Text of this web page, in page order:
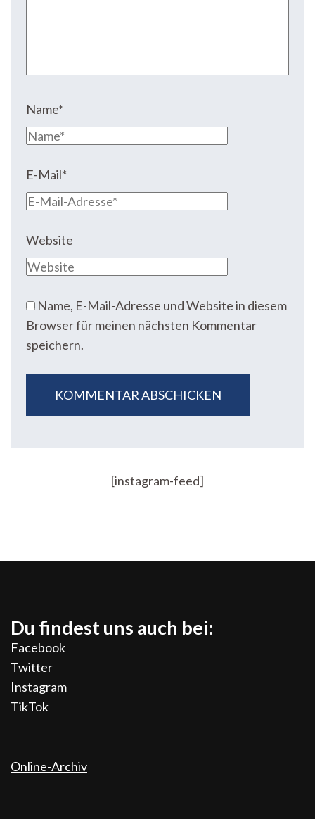
Name*
E-Mail*
Website
Name, E-Mail-Adresse und Website in diesem
Browser für meinen nächsten Kommentar
speichern.
[instagram-feed]
Du findest uns auch bei:
Facebook
Twitter
Instagram
TikTok
Online-Archiv